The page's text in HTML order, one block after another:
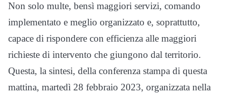
Non solo multe, bensì maggiori servizi, comando
implementato e meglio organizzato e, soprattutto,
capace di rispondere con efficienza alle maggiori
richieste di intervento che giungono dal territorio.
Questa, la sintesi, della conferenza stampa di questa
mattina, martedì 28 febbraio 2023, organizzata nella